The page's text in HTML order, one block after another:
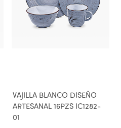
VAJILLA BLANCO DISEÑO
ARTESANAL 16PZS IC1282-
01